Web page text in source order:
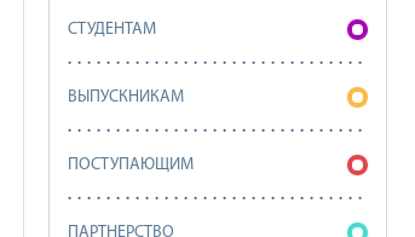
СТУДЕНТАМ
ВЫПУСКНИКАМ
ПОСТУПАЮЩИМ
ПАРТНЕРСТВО